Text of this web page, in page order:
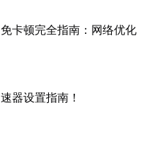
卡顿完全指南：网络优化
器设置指南！